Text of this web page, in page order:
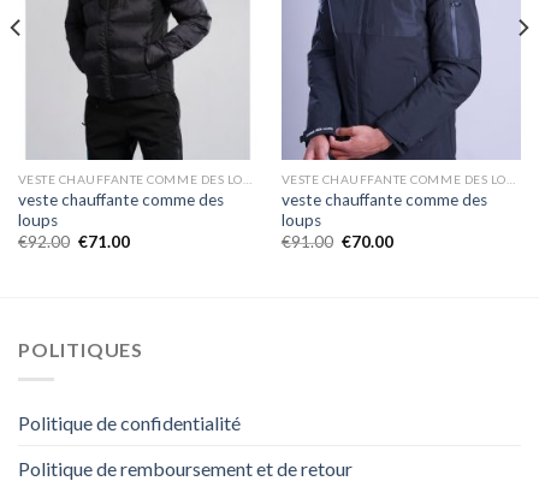
veste chauffante comme des
loups
€92.00 €71.00
veste chauffante comme des
loups
€91.00 €70.00
POLITIQUES
Politique de confidentialité
Politique de remboursement et de retour